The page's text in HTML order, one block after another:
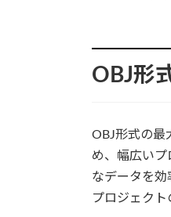
OBJ形
OBJ形式の最
め、幅広い
なデータを効
プロジェクト